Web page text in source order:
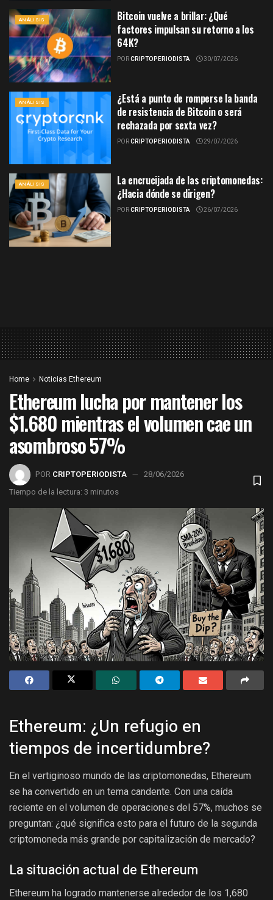
ANÁLISIS
Bitcoin vuelve a brillar: ¿Qué
factores impulsan su retorno a los
64K?
PORCRIPTOPERIODISTA 30/07/2026
ANÁLISIS
¿Está a punto de romperse la banda
de resistencia de Bitcoin o será
rechazada por sexta vez?
PORCRIPTOPERIODISTA 29/07/2026
ANÁLISIS
La encrucijada de las criptomonedas:
¿Hacia dónde se dirigen?
PORCRIPTOPERIODISTA 26/07/2026
Home Noticias Ethereum
Ethereum lucha por mantener los
$1.680 mientras el volumen cae un
asombroso 57%
POR CRIPTOPERIODISTA
28/06/2026
Tiempo de la lectura: 3 minutos
Ethereum: ¿Un refugio en
tiempos de incertidumbre?
En el vertiginoso mundo de las criptomonedas, Ethereum
se ha convertido en un tema candente. Con una caída
reciente en el volumen de operaciones del 57%, muchos se
preguntan: ¿qué significa esto para el futuro de la segunda
criptomoneda más grande por capitalización de mercado?
La situación actual de Ethereum
Ethereum ha logrado mantenerse alrededor de los 1,680